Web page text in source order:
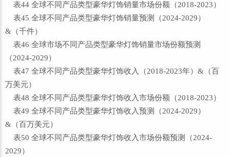
表44 全球不同产品类型豪华灯饰销量市场份额（2018-2023）
表45 全球不同产品类型豪华灯饰销量预测（2024-2029）
&（千件）
表46 全球市场不同产品类型豪华灯饰销量市场份额预测
（2024-2029）
表47 全球不同产品类型豪华灯饰收入（2018-2023年）&（百
万美元）
表48 全球不同产品类型豪华灯饰收入市场份额（2018-2023）
表49 全球不同产品类型豪华灯饰收入预测（2024-2029）
&（百万美元）
表50 全球不同产品类型豪华灯饰收入市场份额预测（2024-
2029）